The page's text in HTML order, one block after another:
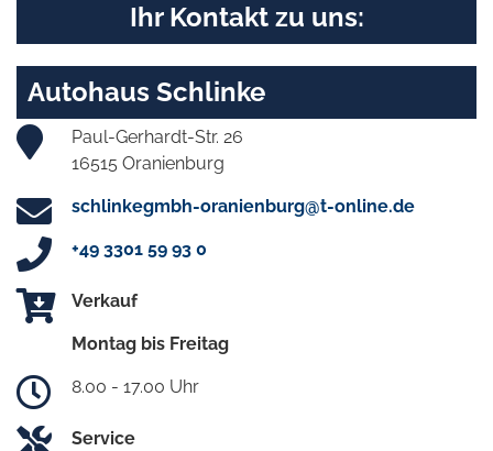
Ihr Kontakt zu uns:
Autohaus Schlinke
Paul-Gerhardt-Str. 26
16515 Oranienburg
schlinkegmbh-oranienburg@t-online.de
+49 3301 59 93 0
Verkauf
Montag bis Freitag
8.00 - 17.00 Uhr
Service